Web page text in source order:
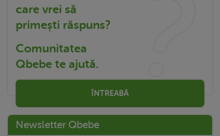
care vrei să
primești răspuns?
Comunitatea
Qbebe te ajută.
ÎNTREABĂ
Newsletter Qbebe